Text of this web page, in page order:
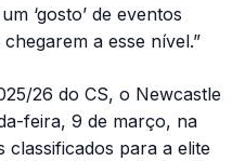
‘gosto’ de eventos
a esse nível.”
26 do CS, o Newcastle
feira, 9 de março, na
classificados para a elite